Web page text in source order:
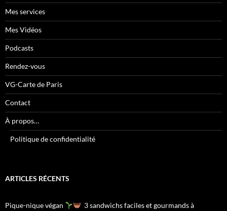
Mes services
Mes Vidéos
Podcasts
Rendez-vous
VG-Carte de Paris
Contact
À propos…
Politique de confidentialité
ARTICLES RÉCENTS
Pique-nique végan
3 sandwichs faciles et gourmands à